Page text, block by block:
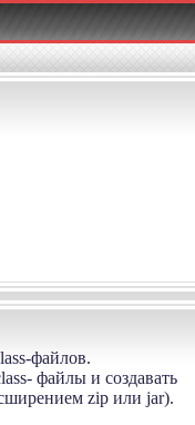
файлов.
файлы и создавать
zip или jar).